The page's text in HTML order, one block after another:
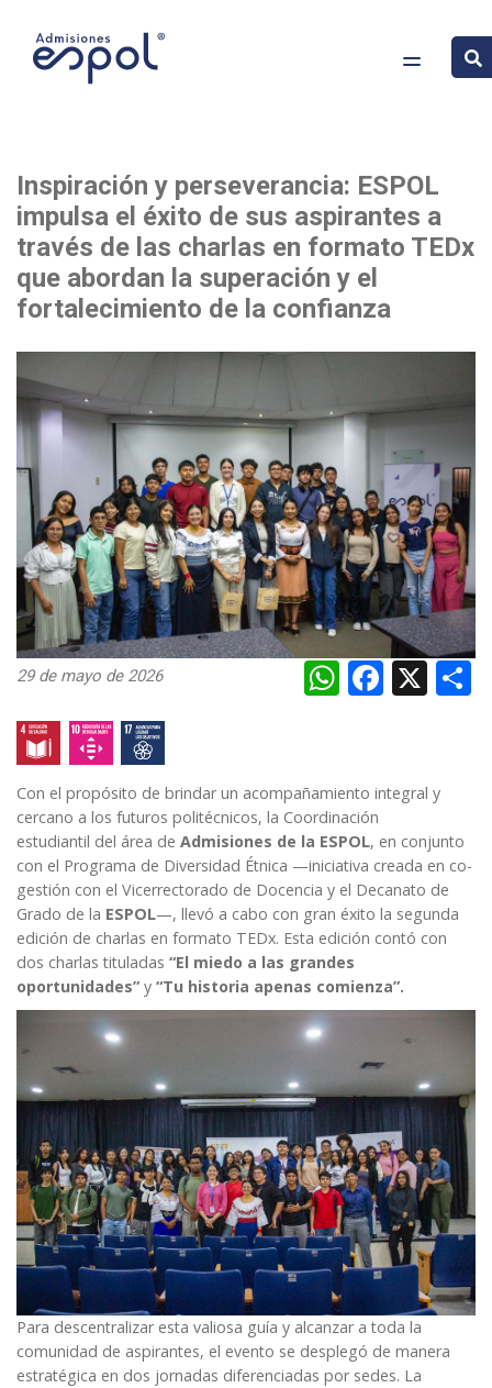
Pasar
contenido
principal
Inspiración y perseverancia: ESPOL
impulsa el éxito de sus aspirantes a
través de las charlas en formato TEDx
que abordan la superación y el
fortalecimiento de la confianza
Imagen
29 de mayo de 2026 X
Con el propósito de brindar un acompañamiento integral y
cercano a los futuros politécnicos, la Coordinación
estudiantil del área de Admisiones de la ESPOL, en conjunto
con el Programa de Diversidad Étnica —iniciativa creada en co-
gestión con el Vicerrectorado de Docencia y el Decanato de
Grado de la ESPOL—, llevó a cabo con gran éxito la segunda
edición de charlas en formato TEDx. Esta edición contó con
dos charlas tituladas “El miedo a las grandes
oportunidades” y “Tu historia apenas comienza”.
Para descentralizar esta valiosa guía y alcanzar a toda la
comunidad de aspirantes, el evento se desplegó de manera
estratégica en dos jornadas diferenciadas por sedes. La